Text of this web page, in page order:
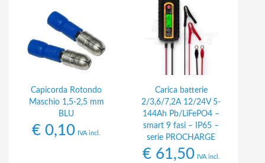
Capicorda Rotondo
Maschio 1,5-2,5 mm
BLU
€ 0,10 IVA incl.
Carica batterie
2/3,6/7,2A 12/24V 5-
144Ah Pb/LiFePO4 –
smart 9 fasi – IP65 –
serie PROCHARGE
€61,50 IVA incl.